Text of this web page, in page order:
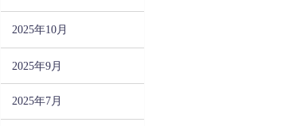
2025年10月
2025年9月
2025年7月